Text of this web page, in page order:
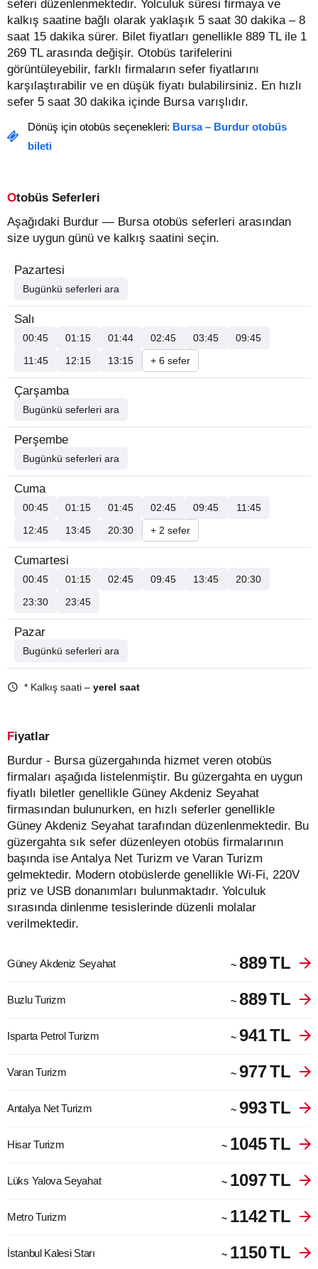
seferi düzenlenmektedir. Yolculuk süresi firmaya ve
kalkış saatine bağlı olarak yaklaşık 5 saat 30 dakika – 8
saat 15 dakika sürer. Bilet fiyatları genellikle 889 TL ile 1
269 TL arasında değişir. Otobüs tarifelerini
görüntüleyebilir, farklı firmaların sefer fiyatlarını
karşılaştırabilir ve en düşük fiyatı bulabilirsiniz. En hızlı
sefer 5 saat 30 dakika içinde Bursa varışlıdır.
Dönüş için otobüs seçenekleri: Bursa – Burdur otobüs
bileti
Otobüs Seferleri
Aşağıdaki Burdur — Bursa otobüs seferleri arasından
size uygun günü ve kalkış saatini seçin.
Pazartesi
Bugünkü seferleri ara
Salı
00:45 01:15 01:44 02:45 03:45
09:45
11:45
12:15 13:15 + 6 sefer
Çarşamba
Bugünkü seferleri ara
Perşembe
Bugünkü seferleri ara
Cuma
00:45 01:15 01:45 02:45 09:45
11:45
12:45
13:45 20:30 + 2 sefer
Cumartesi
00:45 01:15 02:45 09:45 13:45
20:30
23:30
23:45
Pazar
Bugünkü seferleri ara
* Kalkış saati – yerel saat
Fiyatlar
Burdur - Bursa güzergahında hizmet veren otobüs
firmaları aşağıda listelenmiştir. Bu güzergahta en uygun
fiyatlı biletler genellikle Güney Akdeniz Seyahat
firmasından bulunurken, en hızlı seferler genellikle
Güney Akdeniz Seyahat tarafından düzenlenmektedir. Bu
güzergahta sık sefer düzenleyen otobüs firmalarının
başında ise Antalya Net Turizm ve Varan Turizm
gelmektedir. Modern otobüslerde genellikle Wi-Fi, 220V
priz ve USB donanımları bulunmaktadır. Yolculuk
sırasında dinlenme tesislerinde düzenli molalar
verilmektedir.
Güney Akdeniz Seyahat ~ 889TL
Buzlu Turizm ~ 889TL
Isparta Petrol Turizm ~ 941TL
Varan Turizm ~ 977TL
Antalya Net Turizm ~ 993TL
Hisar Turizm ~ 1045TL
Lüks Yalova Seyahat ~ 1097TL
Metro Turizm ~ 1142TL
İstanbul Kalesi Starı ~ 1150TL